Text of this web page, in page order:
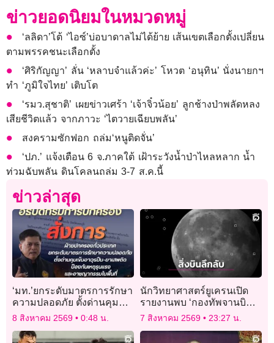
ข่าวยอดนิยมในหมวดหมู่
‘ลลิดา’โต้ ‘ไอซ์’บ่อบาดาลไม่ได้ย้าย เส้นเขตเลือกตั้งเปลี่ยน
ตามพรรคชนะเลือกตั้ง
‘ศิริกัญญา’ ลั่น ‘หลาบจำแล้วค่ะ’ โหวต ‘อนุทิน’ นั่งนายกฯ
ทำ ‘ภูมิใจไทย’ เติบโต
‘รมว.สุชาติ’ เผยข่าวเศร้า ‘เจ้าจิ๋วน้อย’ ลูกช้างป่าพลัดหลง
เสียชีวิตแล้ว จากภาวะ ‘ไตวายเฉียบพลัน’
สงครามซักฟอก ถล่ม‘หนูติดจั่น’
‘ปภ.’ แจ้งเตือน 6 จ.ภาคใต้ เฝ้าระวังน้ำป่าไหลหลาก น้ำ
ท่วมฉับพลัน ดินโคลนถล่ม 3-7 ส.ค.นี้
ข่าวล่าสุด
‘มท.’ยกระดับมาตรการรักษา
ความปลอดภัย ตั้งด่านคุม
เข้ม ‘อาวุธปืน–ยาเสพติด’
ในพื้น
8 สิงหาคม 2569 0:48 น.
นักวิทยาศาสตร์ยูเครนเปิด
รายงานพบ ‘กองทัพจานบิน’
ใกล้ดวงจันทร์
7 สิงหาคม 2569 23:27 น.